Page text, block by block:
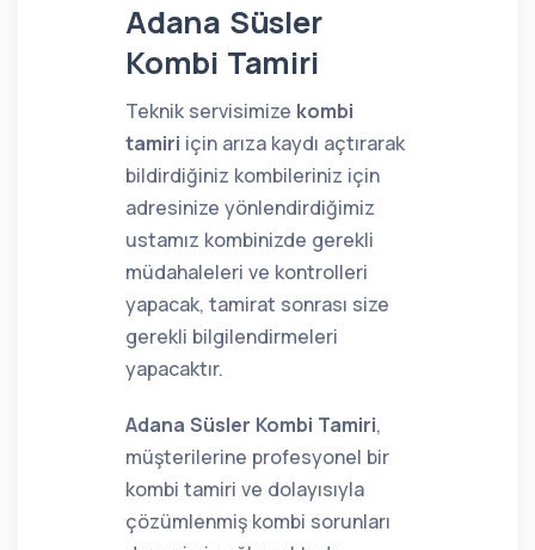
Adana Süsler
Kombi Tamiri
Teknik servisimize kombi
tamiri için arıza kaydı açtırarak
bildirdiğiniz kombileriniz için
adresinize yönlendirdiğimiz
ustamız kombinizde gerekli
müdahaleleri ve kontrolleri
yapacak, tamirat sonrası size
gerekli bilgilendirmeleri
yapacaktır.
Adana Süsler Kombi Tamiri,
müşterilerine profesyonel bir
kombi tamiri ve dolayısıyla
çözümlenmiş kombi sorunları